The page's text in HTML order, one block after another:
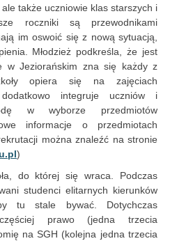
także uczniowie klas starszych i
roczniki są przewodnikami
im oswoić się z nową sytuacją,
Młodzież podkreśla, że jest
w Jeziorańskim zna się każdy z
opiera się na zajęciach
dodatkowo integruje uczniów i
w wyborze przedmiotów
informacje o przedmiotach
można znaleźć na stronie
)
do której się wraca. Podczas
studenci elitarnych kierunków
tu stale bywać. Dotychczas
prawo (jedna trzecia
na SGH (kolejna jedna trzecia